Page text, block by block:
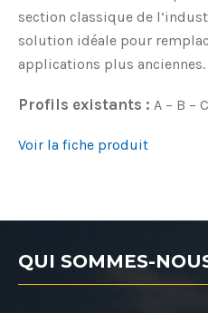
section classique de
solution idéale pour
applications plus anciennes.
Profils existants : A – B –
Voir la fiche produit
QUI SOMMES-